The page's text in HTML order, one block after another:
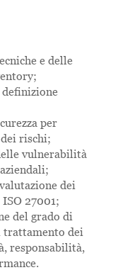
e delle
definizione
per
rischi;
vulnerabilità
dei
27001;
del grado di
trattamento dei
responsabilità,